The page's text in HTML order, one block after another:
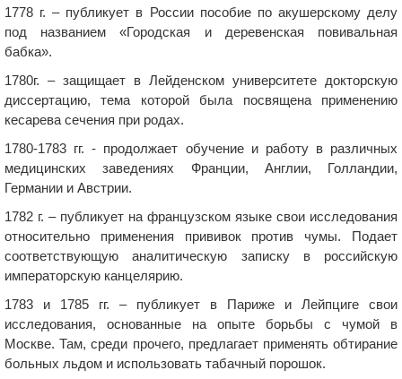
1778 г. – публикует в России пособие по акушерскому делу
под названием «Городская и деревенская повивальная
бабка».
1780г. – защищает в Лейденском университете докторскую
диссертацию, тема которой была посвящена применению
кесарева сечения при родах.
1780-1783 гг. - продолжает обучение и работу в различных
медицинских заведениях Франции, Англии, Голландии,
Германии и Австрии.
1782 г. – публикует на французском языке свои исследования
относительно применения прививок против чумы. Подает
соответствующую аналитическую записку в российскую
императорскую канцелярию.
1783 и 1785 гг. – публикует в Париже и Лейпциге свои
исследования, основанные на опыте борьбы с чумой в
Москве. Там, среди прочего, предлагает применять обтирание
больных льдом и использовать табачный порошок.